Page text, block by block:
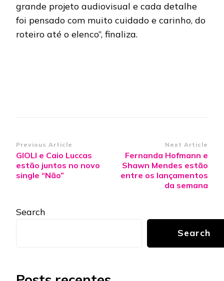
grande projeto audiovisual e cada detalhe
foi pensado com muito cuidado e carinho, do
roteiro até o elenco”, finaliza.
Post
Navigation
Previous Article
GIOLI e Caio Luccas
estão juntos no novo
single “Não”
Next Article
Fernanda Hofmann e
Shawn Mendes estão
entre os lançamentos
da semana
Search
Search